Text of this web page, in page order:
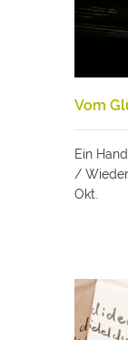
Vom
Ein
/
Okt.